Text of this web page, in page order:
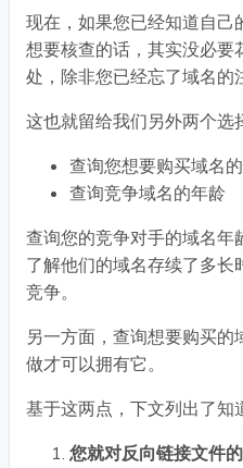
现在，如果您已经知道自己
想要核查的话，其实没必
处，除非您已经忘了域名的
这也就留给我们另外两个选
查询您想要购买域名
查询竞争域名的年龄
查询您的竞争对手的域名年
了解他们的域名存续了多
竞争。
另一方面，查询想要购买
做才可以拥有它。
基于这两点，下文列出了知
您就对反向链接文件